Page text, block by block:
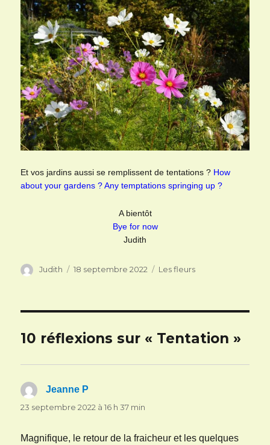
Et vos jardins aussi se remplissent de tentations ? How
about your gardens ? Any temptations springing up ?
A bientôt
Bye for now
Judith
Auteur
Judith
Publié
18 septembre 2022 Catégories
Les fleurs
10 réflexions sur « Tentation »
Jeanne P
23 septembre 2022 à 16 h 37 min
Magnifique, le retour de la fraicheur et les quelques